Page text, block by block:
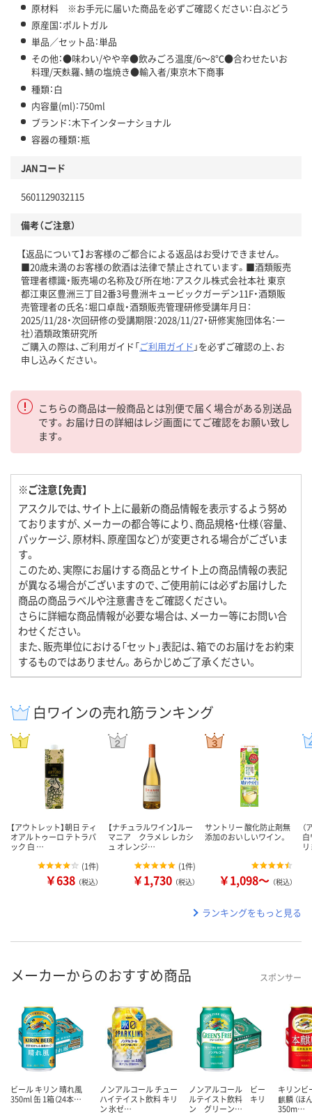
原材料 ※お手元に届いた商品を必ずご確認ください：白ぶどう
原産国：ポルトガル
単品／セット品：単品
その他：●味わい/やや辛●飲みごろ温度/6～8℃●合わせたいお
料理/天麩羅、鯖の塩焼き●輸入者/東京木下商事
種類：白
内容量(ml)：750ml
ブランド：木下インターナショナル
容器の種類：瓶
JANコード
5601129032115
備考（ご注意）
【返品について】お客様のご都合による返品はお受けできません。
■20歳未満のお客様の飲酒は法律で禁止されています。■酒類販売
管理者標識・販売場の名称及び所在地：アスクル株式会社本社 東京
都江東区豊洲三丁目2番3号豊洲キュービックガーデン11F・酒類販
売管理者の氏名：堀口卓哉・酒類販売管理研修受講年月日：
2025/11/28・次回研修の受講期限：2028/11/27・研修実施団体名：一
社）酒類政策研究所
ご購入の際は、ご利用ガイド「ご利用ガイド 」を必ずご確認の上、お
申し込みください。
こちらの商品は一般商品とは別便で届く場合がある別送品
です。お届け日の詳細はレジ画面にてご確認をお願い致し
ます。
※ご注意【免責】
アスクルでは、サイト上に最新の商品情報を表示するよう努め
ておりますが、メーカーの都合等により、商品規格・仕様（容量、
パッケージ、原材料、原産国など）が変更される場合がございま
す。
このため、実際にお届けする商品とサイト上の商品情報の表記
が異なる場合がございますので、ご使用前には必ずお届けした
商品の商品ラベルや注意書きをご確認ください。
さらに詳細な商品情報が必要な場合は、メーカー等にお問い合
わせください。
また、販売単位における「セット」表記は、箱でのお届けをお約束
するものではありません。あらかじめご了承ください。
白ワインの売れ筋ランキング
【アウトレット】朝日 ティ
オアルトゥーロ テトラパ
ック 白 …
(1件)
￥638 （税込）
【ナチュラルワイン】ルー
マニア クラメレ レカシ
ュ オレンジ…
(1件)
￥1,730 （税込）
サントリー 酸化防止剤無
添加のおいしいワイン。
￥1,098～ （税込）
（
ランキングをもっと見る
メーカーからのおすすめ商品 スポンサー
ビール キリン 晴れ風
350ml 缶 1箱（24本…
ノンアルコール チュー
ハイテイスト飲料 キリ
ン 氷ゼ…
ノンアルコール ビー
ルテイスト飲料 キリ
ン グリーン…
キリンビ
麒麟 （ほ
350m…